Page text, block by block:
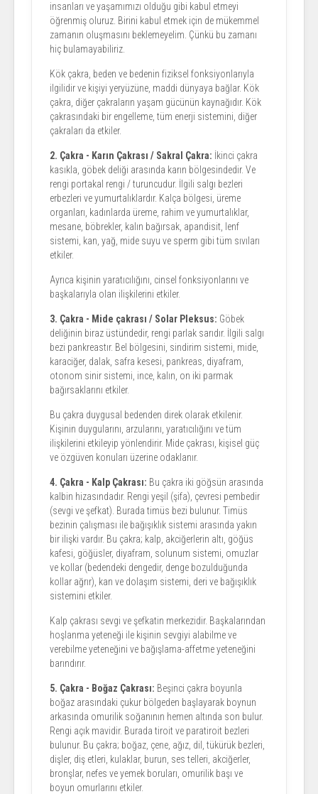
insanları ve yaşamımızı olduğu gibi kabul etmeyi
öğrenmiş oluruz. Birini kabul etmek için de mükemmel
zamanın oluşmasını beklemeyelim. Çünkü bu zamanı
hiç bulamayabiliriz.
Kök çakra, beden ve bedenin fiziksel fonksiyonlarıyla
ilgilidir ve kişiyi yeryüzüne, maddi dünyaya bağlar. Kök
çakra, diğer çakraların yaşam gücünün kaynağıdır. Kök
çakrasındaki bir engelleme, tüm enerji sistemini, diğer
çakraları da etkiler.
2. Çakra - Karın Çakrası / Sakral Çakra: İkinci çakra
kasıkla, göbek deliği arasında karın bölgesindedir. Ve
rengi portakal rengi / turuncudur. İlgili salgı bezleri
erbezleri ve yumurtalıklardır. Kalça bölgesi, üreme
organları, kadınlarda üreme, rahim ve yumurtalıklar,
mesane, böbrekler, kalın bağırsak, apandisit, lenf
sistemi, kan, yağ, mide suyu ve sperm gibi tüm sıvıları
etkiler.
Ayrıca kişinin yaratıcılığını, cinsel fonksiyonlarını ve
başkalarıyla olan ilişkilerini etkiler.
3. Çakra - Mide çakrası / Solar Pleksus: Göbek
deliğinin biraz üstündedir, rengi parlak sarıdır. İlgili salgı
bezi pankreastır. Bel bölgesini, sindirim sistemi, mide,
karaciğer, dalak, safra kesesi, pankreas, diyafram,
otonom sinir sistemi, ince, kalın, on iki parmak
bağırsaklarını etkiler.
Bu çakra duygusal bedenden direk olarak etkilenir.
Kişinin duygularını, arzularını, yaratıcılığını ve tüm
ilişkilerini etkileyip yönlendirir. Mide çakrası, kişisel güç
ve özgüven konuları üzerine odaklanır.
4. Çakra - Kalp Çakrası: Bu çakra iki göğsün arasında
kalbin hizasındadır. Rengi yeşil (şifa), çevresi pembedir
(sevgi ve şefkat). Burada timüs bezi bulunur. Timüs
bezinin çalışması ile bağışıklık sistemi arasında yakın
bir ilişki vardır. Bu çakra; kalp, akciğerlerin altı, göğüs
kafesi, göğüsler, diyafram, solunum sistemi, omuzlar
ve kollar (bedendeki dengedir, denge bozulduğunda
kollar ağrır), kan ve dolaşım sistemi, deri ve bağışıklık
sistemini etkiler.
Kalp çakrası sevgi ve şefkatin merkezidir. Başkalarından
hoşlanma yeteneği ile kişinin sevgiyi alabilme ve
verebilme yeteneğini ve bağışlama-affetme yeteneğini
barındırır.
5. Çakra - Boğaz Çakrası: Beşinci çakra boyunla
boğaz arasındaki çukur bölgeden başlayarak boynun
arkasında omurilik soğanının hemen altında son bulur.
Rengi açık mavidir. Burada tiroit ve paratiroit bezleri
bulunur. Bu çakra; boğaz, çene, ağız, dil, tükürük bezleri,
dişler, diş etleri, kulaklar, burun, ses telleri, akciğerler,
bronşlar, nefes ve yemek boruları, omurilik başı ve
boyun omurlarını etkiler.